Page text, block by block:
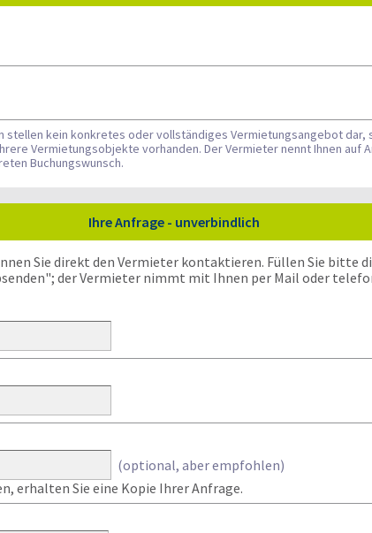
stellen kein konkretes oder vollständiges Vermietungsangebot
Vermietungsobjekte vorhanden. Der Vermieter nennt Ihnen auf
Buchungswunsch.
Ihre Anfrage - unverbindlich
Sie direkt den Vermieter kontaktieren. Füllen Sie bitte
der Vermieter nimmt mit Ihnen per Mail oder
(optional, aber empfohlen)
erhalten Sie eine Kopie Ihrer Anfrage.